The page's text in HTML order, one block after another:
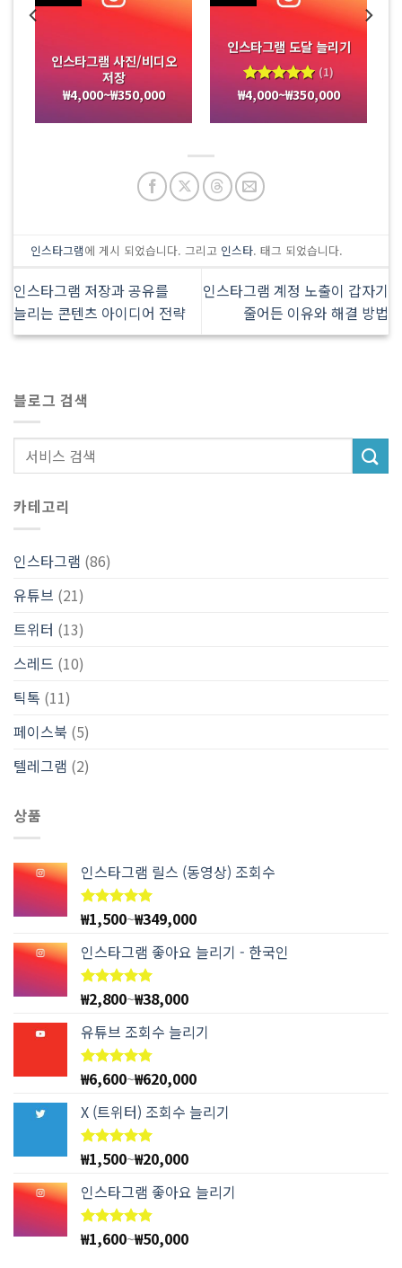
인스타그램 사진/비디오
저장
₩4,000~₩350,000
인스타그램 도달 늘리기
5 중에서
5.00
평가됨
(1)
₩4,000~₩350,000
인스타그램에 게시 되었습니다. 그리고 인스타. 태그 되었습니다.
인스타그램 저장과 공유를
늘리는 콘텐츠 아이디어 전략
인스타그램 계정 노출이 갑자기
줄어든 이유와 해결 방법
블로그 검색
카테고리
인스타그램 (86)
유튜브 (21)
트위터 (13)
스레드 (10)
틱톡 (11)
페이스북 (5)
텔레그램 (2)
상품
인스타그램 릴스 (동영상) 조회수
5 중에서
4.97
평가됨
₩1,500~₩349,000
인스타그램 좋아요 늘리기 - 한국인
5 중에서
4.94
평가됨
₩2,800~₩38,000
유튜브 조회수 늘리기
5 중에서
4.78
평가됨
₩6,600~₩620,000
X (트위터) 조회수 늘리기
5 중에서
5.00
평가됨
₩1,500~₩20,000
인스타그램 좋아요 늘리기
5 중에서
4.83
₩1,600~₩50,000